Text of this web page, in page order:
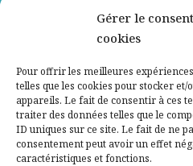
Gérer le
cookies
Pour offrir les meilleures
telles que les cookies pour stocker
appareils. Le fait de consentir à ces
traiter des données telles que le
ID uniques sur ce site. Le fait de ne
consentement peut avoir un effet
caractéristiques et fonctions.
Contactez-nous
Mentions légales
Politique de